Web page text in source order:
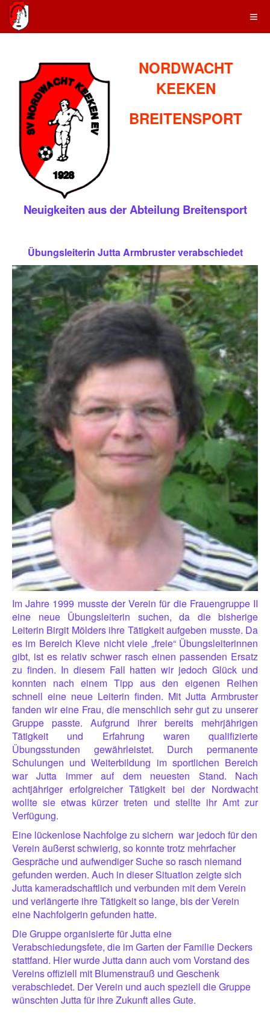
NORDWACHT
KEEKEN
BREITENSPORT
Neuigkeiten aus der Abteilung Breitensport
Übungsleiterin Jutta Armbruster verabschiedet
Im Jahre 1999 musste der Verein für die Frauengruppe II
eine neue Übungsleiterin suchen, da die bisherige
Leiterin Birgit Mölders ihre Tätigkeit aufgeben musste. Da
es im Bereich Kleve nicht viele „freie“ Übungsleiterinnen
gibt, ist es relativ schwer rasch einen passenden Ersatz
zu finden. In diesem Fall hatten wir jedoch Glück und
konnten nach einem Tipp aus den eigenen Reihen
schnell eine neue Leiterin finden. Mit Jutta Armbruster
fanden wir eine Frau, die menschlich sehr gut zu unserer
Gruppe passte. Aufgrund ihrer bereits mehrjährigen
Tätigkeit und Erfahrung waren qualifizierte
Übungsstunden gewährleistet. Durch permanente
Schulungen und Weiterbildung im sportlichen Bereich
war Jutta immer auf dem neuesten Stand. Nach
achtjähriger erfolgreicher Tätigkeit bei der Nordwacht
wollte sie etwas kürzer treten und stellte ihr Amt zur
Verfügung.
Eine lückenlose Nachfolge zu sichern war jedoch für den
Verein äußerst schwierig, so konnte trotz mehrfacher
Gespräche und aufwendiger Suche so rasch niemand
gefunden werden. Auch in dieser Situation zeigte sich
Jutta kameradschaftlich und verbunden mit dem Verein
und verlängerte ihre Tätigkeit so lange, bis der Verein
eine Nachfolgerin gefunden hatte.
Die Gruppe organisierte für Jutta eine
Verabschiedungsfete, die im Garten der Familie Deckers
stattfand. Hier wurde Jutta dann auch vom Vorstand des
Vereins offiziell mit Blumenstrauß und Geschenk
verabschiedet. Der Verein und auch speziell die Gruppe
wünschten Jutta für ihre Zukunft alles Gute.